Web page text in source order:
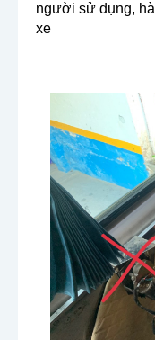
người sử dụng,
xe